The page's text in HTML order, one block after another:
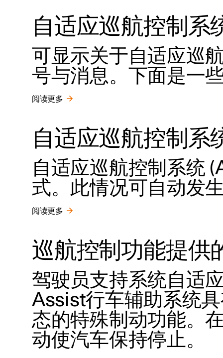
自适应巡航控制系
可显示关于自适应巡
号与消息。下面是一
阅读更多
自适应巡航控制系
自适应巡航控制系统
式。此情况可自动发
阅读更多
巡航控制功能提供
驾驶员支持系统自适
Assist行车辅助系统
态的特殊制动功能。
动使汽车保持停止。